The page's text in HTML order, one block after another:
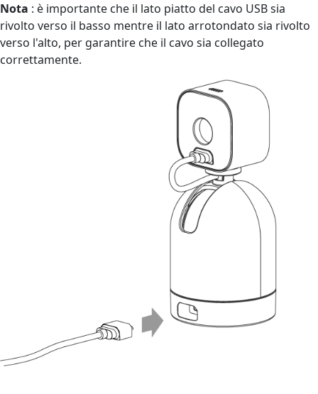
Nota : è importante che il lato piatto del cavo USB sia
rivolto verso il basso mentre il lato arrotondato sia rivolto
verso l'alto, per garantire che il cavo sia collegato
correttamente.